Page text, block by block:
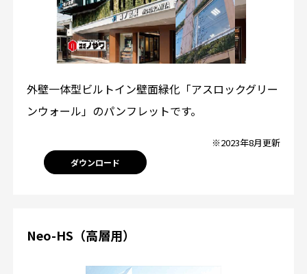
外壁一体型ビルトイン壁面緑化「アスロックグリー
ンウォール」のパンフレットです。
※2023年8月更新
ダウンロード
Neo-HS（高層用）